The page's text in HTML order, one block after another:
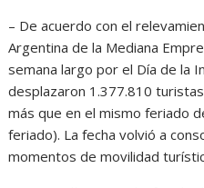
– De acuerdo con el
Argentina de la Mediana
semana largo por el Día de la
desplazaron 1.377.810
más que en el mismo feriado
feriado). La fecha volvió a
momentos de movilidad